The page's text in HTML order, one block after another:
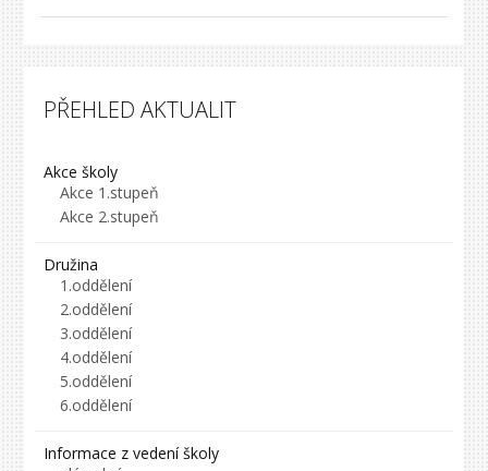
PŘEHLED AKTUALIT
Akce školy
Akce 1.stupeň
Akce 2.stupeň
Družina
1.oddělení
2.oddělení
3.oddělení
4.oddělení
5.oddělení
6.oddělení
Informace z vedení školy